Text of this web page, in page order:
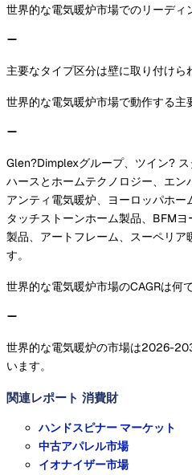
世界的な電気暖炉市場でのリーディ
主要なタイプ区分は壁に取り付けら
世界的な電気暖炉市場で動作する
Glen?Dimplexグループ、ツイン? ス
ハースとホームテクノロジー、エン
アンティ電気暖炉、ヨーロッパホー
タッチストーンホーム製品、BFM
製品、アートフレーム、スーペリア
す。
世界的な電気暖炉市場のCAGRは何
世界的な電気暖炉の市場は2026-
います。
関連レポート 消費財
ハンドスピナー マーケット
中古アパレル市場
イオナイザー市場